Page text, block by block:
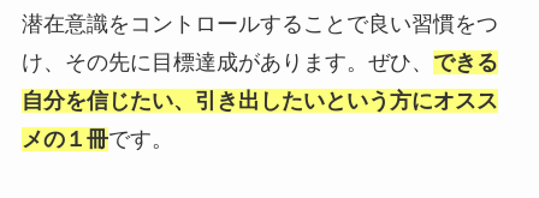
潜在意識をコントロールすることで良い習慣をつ
け、その先に目標達成があります。ぜひ、 できる
自分を信じたい、引き出したいという方にオスス
メの１冊です。